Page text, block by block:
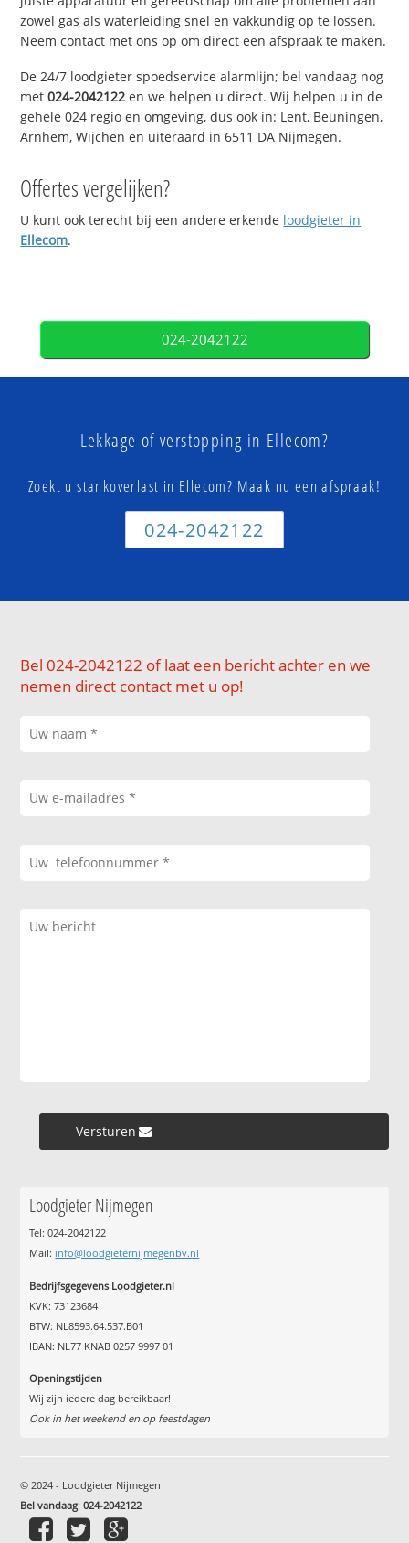
zowel gas als waterleiding snel en vakkundig op te lossen.
Neem contact met ons op om direct een afspraak te maken.
De 24/7 loodgieter spoedservice alarmlijn; bel vandaag nog
met024-2042122 en we helpen u direct. Wij helpen u in de
gehele 024 regio en omgeving, dus ook in: Lent, Beuningen,
Arnhem, Wijchen en uiteraard in 6511 DA Nijmegen.
Offertes vergelijken?
U kunt ook terecht bij een andere erkende loodgieter in
Ellecom.
024-2042122
Lekkage of verstopping in Ellecom?
Zoekt u stankoverlast in Ellecom? Maak nu een afspraak!
024-2042122
Bel 024-2042122 of laat een bericht achter en we
nemen direct contact met u op!
Versturen »
Loodgieter Nijmegen
Tel: 024-2042122
Mail: info@loodgieternijmegenbv.nl
Bedrijfsgegevens Loodgieter.nl
KVK: 73123684
BTW: NL8593.64.537.B01
IBAN: NL77 KNAB 0257 9997 01
Openingstijden
Wij zijn iedere dag bereikbaar!
Ook in het weekend en op feestdagen
© 2024 - Loodgieter Nijmegen
Bel vandaag:024-2042122